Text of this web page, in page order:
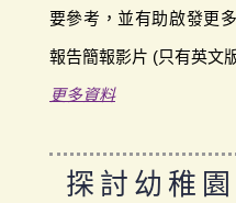
要參考，並有助啟發更
報告簡報影片 (只有英文
更多資料
探討幼稚